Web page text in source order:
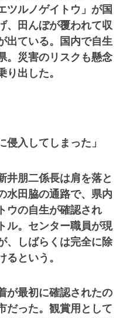
ツルノゲイトウ」が国
、田んぼが覆われて収
出ている。国内で自生
。災害のリスクも懸念
り出した。
侵入してしまった」
井朋二係長は肩を落と
水田脇の通路で、県内
ウの自生が確認され
ル。センター職員が現
、しばらくは完全に除
という。
が最初に確認されたの
だった。観賞用として